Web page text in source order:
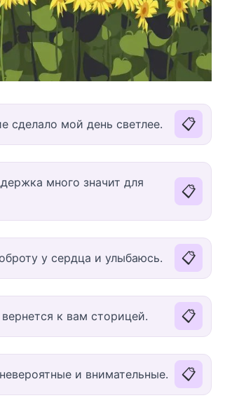
сделало мой день светлее. 📋
много значит для
📋
у сердца и улыбаюсь. 📋
к вам сторицей. 📋
и внимательные. 📋